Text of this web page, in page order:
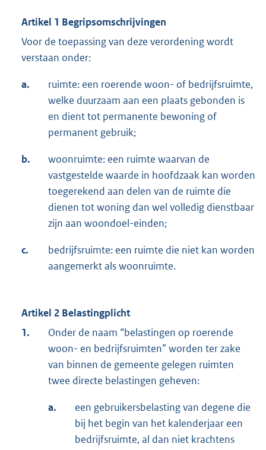
Artikel 1 Begripsomschrijvingen
Voor de toepassing van deze verordening wordt
verstaan onder:
a.
ruimte: een roerende woon- of bedrijfsruimte,
welke duurzaam aan een plaats gebonden is
en dient tot permanente bewoning of
permanent gebruik;
b.
woonruimte: een ruimte waarvan de
vastgestelde waarde in hoofdzaak kan worden
toegerekend aan delen van de ruimte die
dienen tot woning dan wel volledig dienstbaar
zijn aan woondoel-einden;
c.
bedrijfsruimte: een ruimte die niet kan worden
aangemerkt als woonruimte.
Artikel 2 Belastingplicht
1.
Onder de naam “belastingen op roerende
woon- en bedrijfsruimten” worden ter zake
van binnen de gemeente gelegen ruimten
twee directe belastingen geheven:
a.
een gebruikersbelasting van degene die
bij het begin van het kalenderjaar een
bedrijfsruimte, al dan niet krachtens